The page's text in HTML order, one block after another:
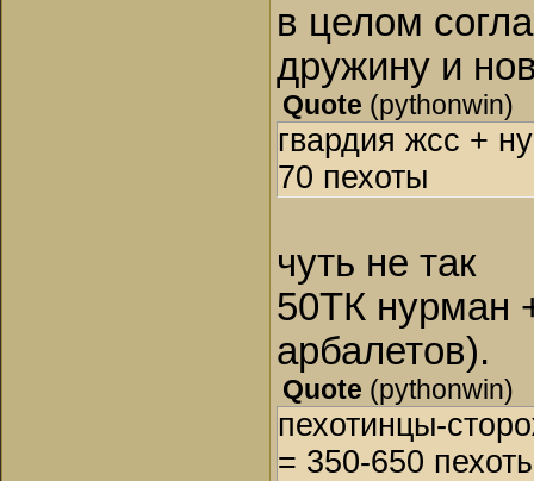
в целом
дружину и
Quote (pythonwin)
гвардия жсс +
70 пехоты
чуть не так
50ТК нурман
арбалетов).
Quote (pythonwin)
пехотинцы-
= 350-650